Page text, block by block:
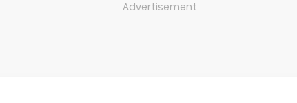
Advertisement